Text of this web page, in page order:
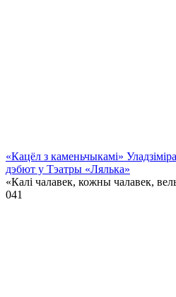
«Кацёл з каменьчыкамі»
дэбют у Тэатры «Лялька»
«Калі чалавек, кожны чалавек,
041